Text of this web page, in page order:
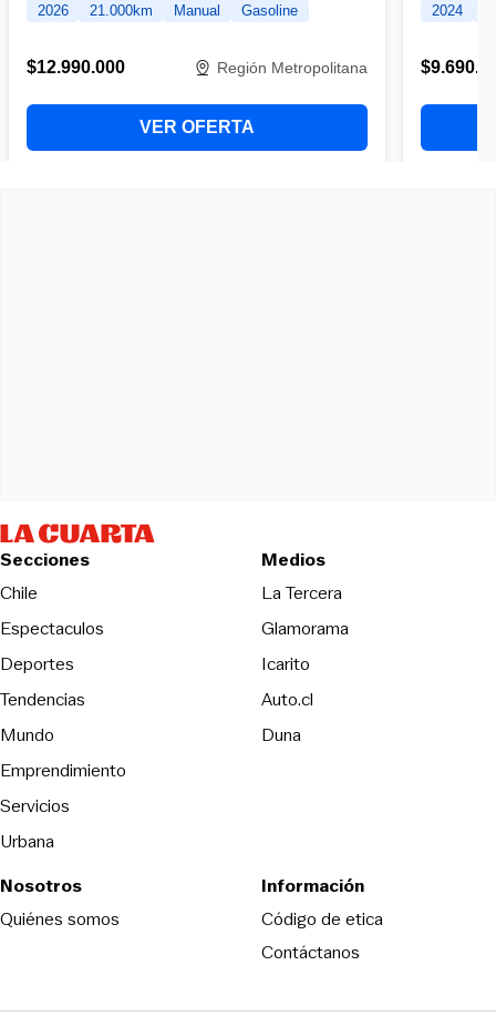
Secciones
Chile
Espectaculos
Deportes
Tendencias
Mundo
Emprendimiento
Servicios
Urbana
Medios
La TerceraOpens in new
Glamorama
Icarito
Auto.cl
DunaOpens in new window
Nosotros
Quiénes somos
Información
Código de eticaOpens in new
Contáctanos